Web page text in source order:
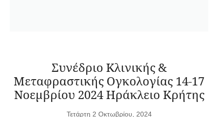
Συνέδριο Κλινικής &
Μεταφραστικής Ογκολογίας 14-17
Νοεμβρίου 2024 Ηράκλειο Κρήτης
Τετάρτη 2 Οκτωβρίου, 2024